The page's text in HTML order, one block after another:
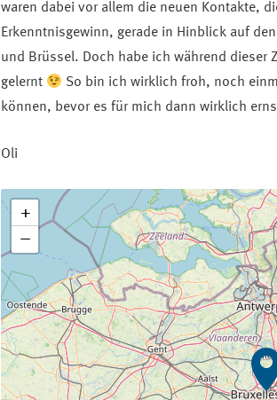
waren dabei vor allem die neuen Kontakte,
Erkenntnisgewinn, gerade in Hinblick auf
und Brüssel. Doch habe ich während dieser
gelernt
So bin ich wirklich froh, noch
können, bevor es für mich dann wirklich
Oli
+
−